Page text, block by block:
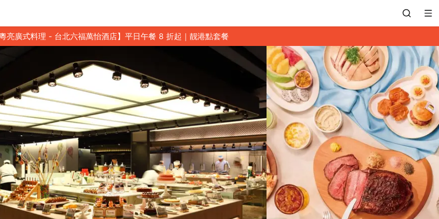
訂位紀錄
餐廳客服
常見問題
EZTABLE 禮物卡
餐廳合作
亮廣式料理 - 台北六福萬怡酒店】平日午餐 8 折起｜靓港點套餐